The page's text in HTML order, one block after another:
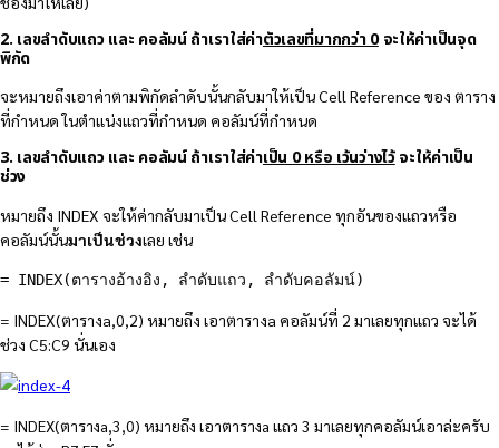
2. เลขลำดับแถว และ คอลัมน์ ถ้าเราใส่ค่าตัวเลขที่มากกว่า 0จะให้ค่าเป็นจุด
พิกัด
จะหมายถึงเอาค่าตามพิกัดลำดับนั้นกลับมาให้เป็น Cell Reference ของ ตาราง
ที่กำหนด ในตำแน่งแถวที่กำหนด คอลัมน์ที่กำหนด
3. เลขลำดับแถว และ คอลัมน์ ถ้าเราใส่ค่าเป็น 0 หรือ เว้นว่างไว้จะให้ค่าเป็น
ช่วง
หมายถึง INDEX จะให้ค่ากลับมาเป็น Cell Reference ทุกอันของแถวหรือ
คอลัมน์นั้นมาเป็นช่วงเลย เช่น
= INDEX(ตารางอ้างอิง, ลำดับแถว, ลำดับคอลัมน์)
= INDEX(ตารางa,0,2) หมายถึง เอาตารางa คอลัมน์ที่ 2 มาเลยทุกแถว จะได้
ช่วง C5:C9 นั่นเอง
= INDEX(ตารางa,3,0) หมายถึง เอาตารางa แถว 3 มาเลยทุกคอลัมน์เอาล่ะครับ